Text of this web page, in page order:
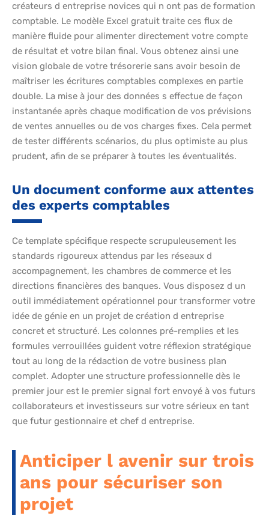
créateurs d entreprise novices qui n ont pas de formation
comptable. Le modèle Excel gratuit traite ces flux de
manière fluide pour alimenter directement votre compte
de résultat et votre bilan final. Vous obtenez ainsi une
vision globale de votre trésorerie sans avoir besoin de
maîtriser les écritures comptables complexes en partie
double. La mise à jour des données s effectue de façon
instantanée après chaque modification de vos prévisions
de ventes annuelles ou de vos charges fixes. Cela permet
de tester différents scénarios, du plus optimiste au plus
prudent, afin de se préparer à toutes les éventualités.
Un document conforme aux attentes
des experts comptables
Ce template spécifique respecte scrupuleusement les
standards rigoureux attendus par les réseaux d
accompagnement, les chambres de commerce et les
directions financières des banques. Vous disposez d un
outil immédiatement opérationnel pour transformer votre
idée de génie en un projet de création d entreprise
concret et structuré. Les colonnes pré-remplies et les
formules verrouillées guident votre réflexion stratégique
tout au long de la rédaction de votre business plan
complet. Adopter une structure professionnelle dès le
premier jour est le premier signal fort envoyé à vos futurs
collaborateurs et investisseurs sur votre sérieux en tant
que futur gestionnaire et chef d entreprise.
Anticiper l avenir sur trois
ans pour sécuriser son
projet